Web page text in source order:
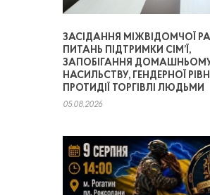
ЗАСІДАННЯ МІЖВІДОМЧОЇ
ПИТАНЬ ПІДТРИМКИ СІМ’Ї,
ЗАПОБІГАННЯ
НАСИЛЬСТВУ, ГЕНДЕРНОЇ
ПРОТИДІЇ ТОРГІВЛІ ЛЮДЬМИ
05.08.2026